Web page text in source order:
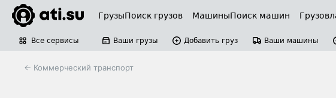
ГрузыПоиск грузов МашиныПоиск машин
Все сервисы Ваши грузы Добавить груз Ваши машины
← Коммерческий транспорт